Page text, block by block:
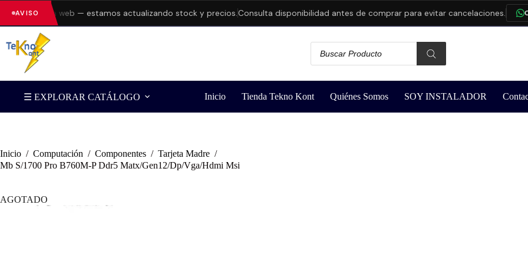
AVISO
en la web — estamos actualizando stock y precios.Consulta disponibilidad antes de comprar para evitar cancelaciones.
☰ EXPLORAR CATÁLOGO Inicio Tienda Tekno Kont Quiénes Somos SOY INSTALADOR
Inicio / Computación / Componentes / Tarjeta Madre /
Mb S/1700 Pro B760M-P Ddr5 Matx/Gen12/Dp/Vga/Hdmi Msi
AGOTADO